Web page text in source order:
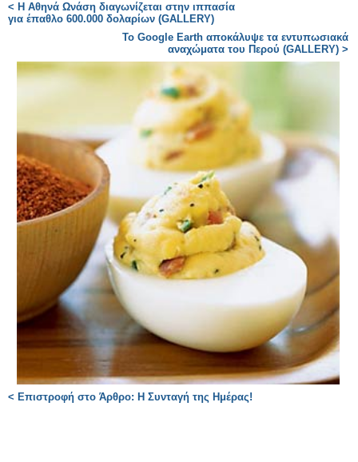
< Η Αθηνά Ωνάση διαγωνίζεται στην ιππασία
για έπαθλο 600.000 δολαρίων (GALLERY)
Το Google Earth αποκάλυψε τα εντυπωσιακά
αναχώματα του Περού (GALLERY) >
< Επιστροφή στο Άρθρο: Η Συνταγή της Ημέρας!